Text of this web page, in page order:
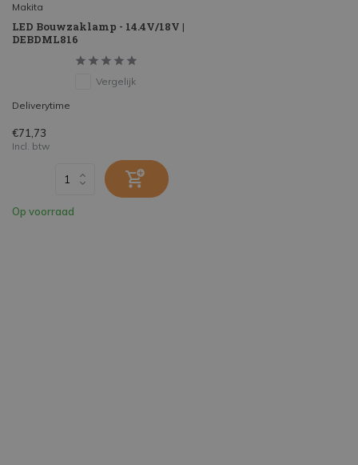
Makita
LED Bouwzaklamp - 14.4V/18V |
DEBDML816
Vergelijk
Deliverytime
€71,73
Incl. btw
Op voorraad